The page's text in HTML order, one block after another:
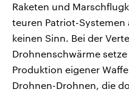
Raketen und
teuren Patriot-Systemen
keinen Sinn. Bei der
Drohnenschwärme
Produktion eigener
Drohnen-Drohnen, die